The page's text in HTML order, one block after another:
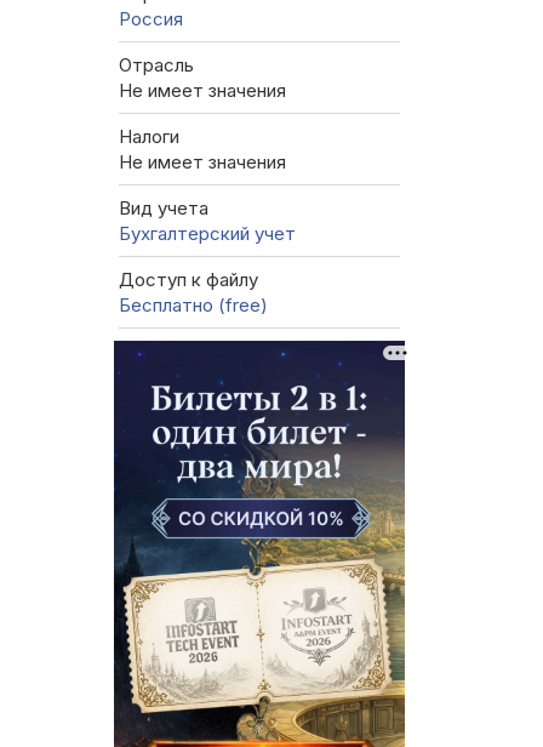
Россия
Отрасль
Не имеет значения
Налоги
Не имеет значения
Вид учета
Бухгалтерский учет
Доступ к файлу
Бесплатно (free)